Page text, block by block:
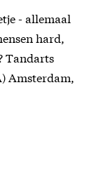
- allemaal
hard,
Tandarts
Amsterdam,